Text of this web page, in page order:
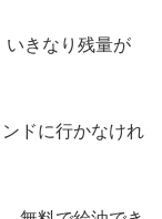
いきなり残量が
ドに行かなけれ